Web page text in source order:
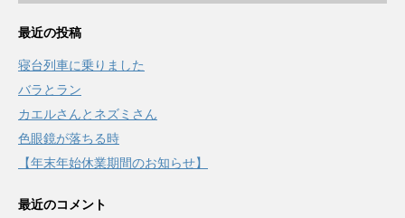
最近の投稿
寝台列車に乗りました
バラとラン
カエルさんとネズミさん
色眼鏡が落ちる時
【年末年始休業期間のお知らせ】
最近のコメント